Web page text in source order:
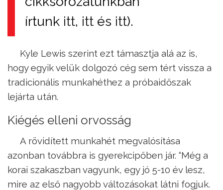
írtunk itt, itt és itt).
Kyle Lewis szerint ezt támasztja alá az is,
hogy egyik velük dolgozó cég sem tért vissza a
tradicionális munkahéthez a próbaidőszak
lejárta után.
Kiégés elleni orvosság
A rövidített munkahét megvalósítása
azonban továbbra is gyerekcipőben jár. “Még a
korai szakaszban vagyunk, egy jó 5-10 év lesz,
mire az első nagyobb változásokat látni fogjuk.